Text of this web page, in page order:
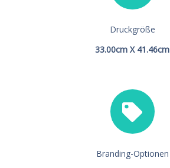
Druckgröße
33.00cm X 41.46cm
Branding-Optionen